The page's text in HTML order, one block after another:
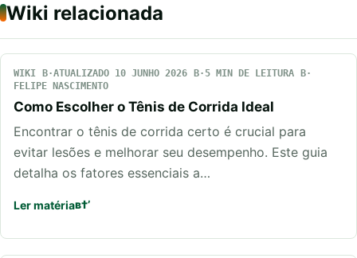
Wiki relacionada
WIKI ATUALIZADO 10 JUNHO 2026
5 MIN DE LEITURA
FELIPE NASCIMENTO
Como Escolher o Tênis de Corrida Ideal
Encontrar o tênis de corrida certo é crucial para
evitar lesões e melhorar seu desempenho. Este guia
detalha os fatores essenciais a…
Ler matéria